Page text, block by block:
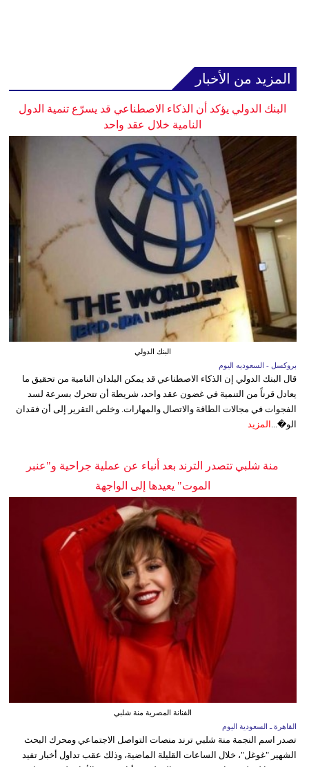
المزيد من الأخبار
البنك الدولي يؤكد أن الذكاء الاصطناعي قد يسرّع تنمية الدول
النامية خلال عقد واحد
البنك الدولي
بروكسل - السعوديه اليوم
قال البنك الدولي إن الذكاء الاصطناعي قد يمكن البلدان النامية من تحقيق ما
يعادل قرناً من التنمية في غضون عقد واحد، شريطة أن تتحرك بسرعة لسد
الفجوات في مجالات الطاقة والاتصال والمهارات. وخلص التقرير إلى أن فقدان
الو�... المزيد
منة شلبي تتصدر الترند بعد أنباء عن عملية جراحية و"عنبر
الموت" يعيدها إلى الواجهة
الفنانة المصرية منة شلبي
القاهرة ـ السعودية اليوم
تصدر اسم النجمة منة شلبي ترند منصات التواصل الاجتماعي ومحرك البحث
الشهير "غوغل"، خلال الساعات القليلة الماضية، وذلك عقب تداول أخبار تفيد